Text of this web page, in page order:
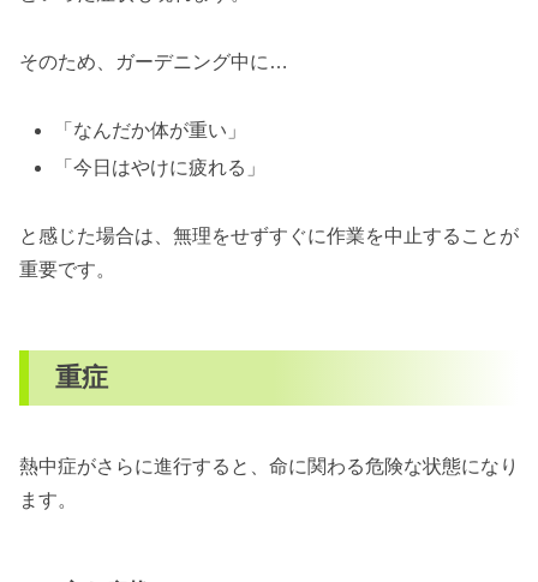
そのため、ガーデニング中に…
「なんだか体が重い」
「今日はやけに疲れる」
と感じた場合は、無理をせずすぐに作業を中止することが
重要です。
重症
熱中症がさらに進行すると、命に関わる危険な状態になり
ます。